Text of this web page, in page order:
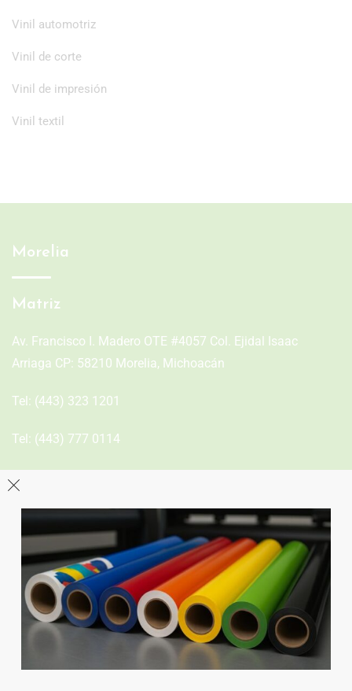
Vinil automotriz
Vinil de corte
Vinil de impresión
Vinil textil
Morelia
Matriz
Av. Francisco I. Madero OTE #4057 Col. Ejidal Isaac
Arriaga CP: 58210 Morelia, Michoacán
Tel: (443) 323 1201
Tel: (443) 777 0114
León
Sucursal
Av del Astillero 129 Centro bodeguero Las Trojes León,
Guanajuato
Tel:(477) 776 8994